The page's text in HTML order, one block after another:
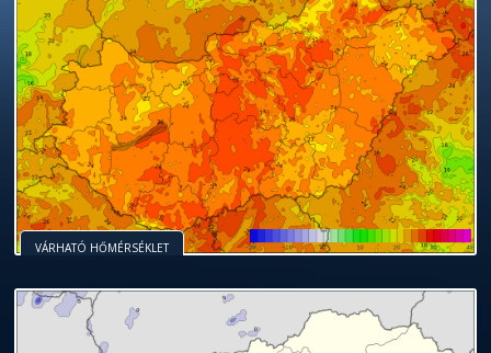
VÁRHATÓ HŐMÉRSÉKLET